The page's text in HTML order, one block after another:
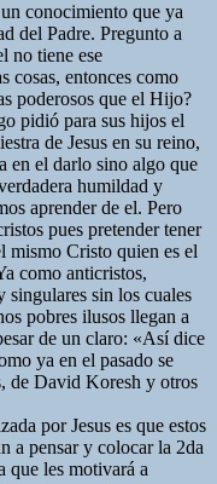
conocimiento que ya
del Padre. Pregunto a
no tiene ese
cosas, entonces como
poderosos que el Hijo?
pidió para sus hijos el
de Jesus en su reino,
en el darlo sino algo que
humildad y
aprender de el. Pero
pues pretender tener
mismo Cristo quien es el
como anticristos,
singulares sin los cuales
pobres ilusos llegan a
de un claro: «Así dice
ya en el pasado se
de David Koresh y otros
por Jesus es que estos
a pensar y colocar la 2da
que les motivará a